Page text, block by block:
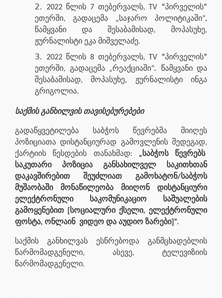
2022 წლის 7 თებერვალს, TV
“პირველის”
ეთერში, გადაცემა „საჯარო პოლიტიკაში“.
წამყვანი და შესაბამისად, მოპასუხე,
ჟურნალისტი ეკა მიშველაძე.
2022 წლის 8 თებერვალს, TV
“პირველის”
ეთერში, გადაცემა „რეაქციაში“.
წამყვანი და
შესაბამისად, მოპასუხე, ჟურნალისტი ინგა
გრიგოლია.
საქმის განხილვის თავისებურებები
გადაწყვეტილება საბჭოს წევრებმა მიიღეს
პოზიციათა დისტანციურად გამოვლენის შედეგად,
ქარტიის წესდების თანახმად: „საბჭოს წევრებს
საკუთარი პოზიცია განსახილველ საკითხთან
დაკავშირებით შეუძლიათ გამოხატონ/საბჭოს
მუშაობაში მონაწილეობა მიიღონ დისტანციური
ელექტრონული საკომუნიკაციო საშუალების
გამოყენებით [სოციალური ქსელი, ელექტრონული
ფოსტა, ონლაინ ვიდეო და აუდიო ზარები]“.
საქმის განხილვას ესწრებოდა განმცხადებლის
წარმომადგენელი, ასევე, ტელევიზიის
წარმომადგენელი.